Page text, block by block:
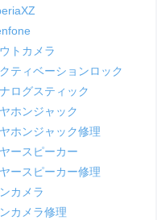
トカメラ
ティベーションロック
ログスティック
ホンジャック
ホンジャック修理
ースピーカー
ースピーカー修理
カメラ
カメラ修理